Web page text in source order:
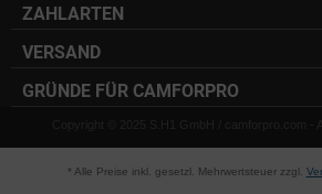
ZAHLARTEN
VERSAND
GRÜNDE FÜR CAMFORPRO
Copyright © 2025 S.H1 GmbH / camforpro.com -
* Alle Preise inkl. gesetzl. Mehrwertsteuer zzgl.